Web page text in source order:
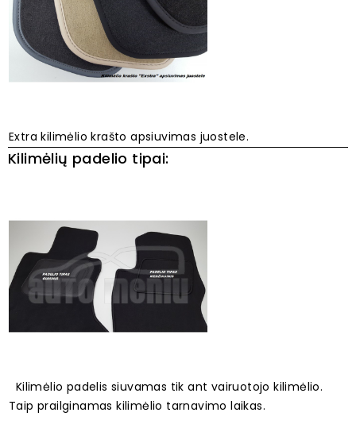
Extra kilimėlio krašto apsiuvimas juostele.
Kilimėlių padelio tipai:
Kilimėlio padelis siuvamas tik ant vairuotojo kilimėlio.
Taip prailginamas kilimėlio tarnavimo laikas.